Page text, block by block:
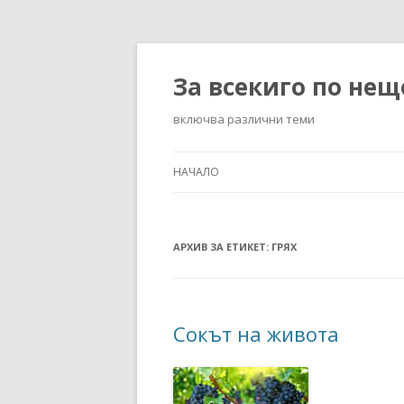
За всекиго по
включва различни теми
НАЧАЛО
АРХИВ ЗА ЕТИКЕТ: ГРЯХ
Сокът на живота